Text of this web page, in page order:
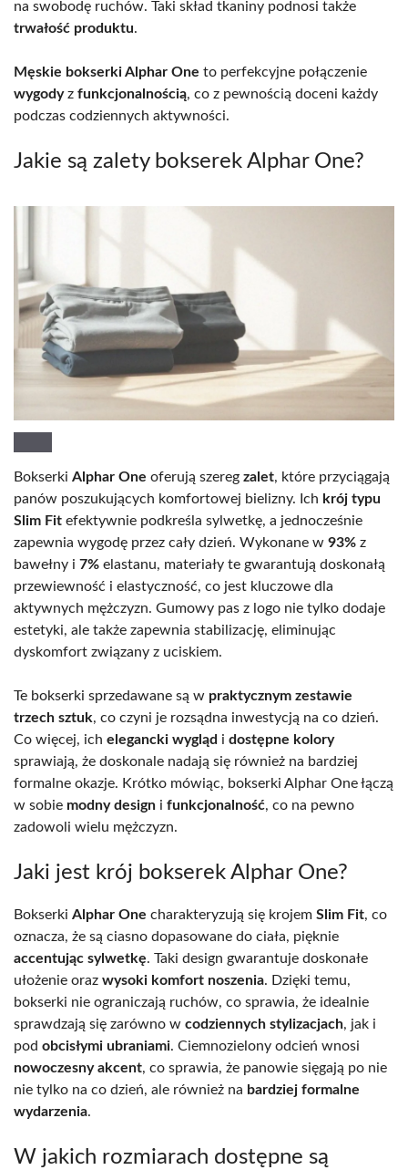
na swobodę ruchów. Taki skład tkaniny podnosi także
trwałość produktu.
Męskie bokserki Alphar One to perfekcyjne połączenie
wygodyz funkcjonalnością, co z pewnością doceni każdy
podczas codziennych aktywności.
Jakie są zalety bokserek Alphar One?
Bokserki Alphar One oferują szereg zalet, które przyciągają
panów poszukujących komfortowej bielizny. Ich krój typu
Slim Fit efektywnie podkreśla sylwetkę, a jednocześnie
zapewnia wygodę przez cały dzień. Wykonane w 93% z
bawełny i 7% elastanu, materiały te gwarantują doskonałą
przewiewność i elastyczność, co jest kluczowe dla
aktywnych mężczyzn. Gumowy pas z logo nie tylko dodaje
estetyki, ale także zapewnia stabilizację, eliminując
dyskomfort związany z uciskiem.
Te bokserki sprzedawane są w praktycznym zestawie
trzech sztuk, co czyni je rozsądna inwestycją na co dzień.
Co więcej, ich elegancki wygląd i dostępne kolory
sprawiają, że doskonale nadają się również na bardziej
formalne okazje. Krótko mówiąc, bokserki Alphar One łączą
w sobie modny design i funkcjonalność, co na pewno
zadowoli wielu mężczyzn.
Jaki jest krój bokserek Alphar One?
Bokserki Alphar One charakteryzują się krojem Slim Fit, co
oznacza, że są ciasno dopasowane do ciała, pięknie
accentując sylwetkę. Taki design gwarantuje doskonałe
ułożenie oraz wysoki komfort noszenia. Dzięki temu,
bokserki nie ograniczają ruchów, co sprawia, że idealnie
sprawdzają się zarówno w codziennych stylizacjach, jak i
pod obcisłymi ubraniami. Ciemnozielony odcień wnosi
nowoczesny akcent, co sprawia, że panowie sięgają po nie
nie tylko na co dzień, ale również na bardziej formalne
wydarzenia.
W jakich rozmiarach dostępne są